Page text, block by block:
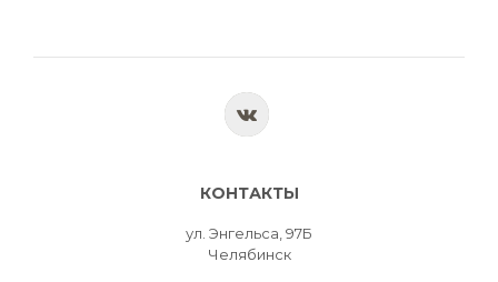
КОНТАКТЫ
ул. Энгельса, 97Б
Челябинск